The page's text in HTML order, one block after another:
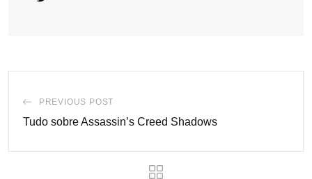
PREVIOUS POST
Tudo sobre Assassin’s Creed Shadows